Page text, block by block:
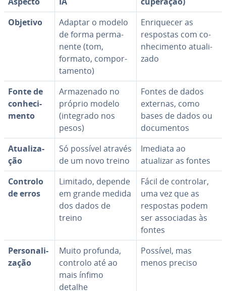
Objetivo
Adaptar o modelo
de forma per­ma­
nente (tom,
formato, com­por­
ta­mento)
En­ri­que­cer as
respostas com co­
nhe­ci­mento atu­a­li­
zado
Fonte de
co­nhe­ci­
mento
Ar­ma­ze­nado no
próprio modelo
(integrado nos
pesos)
Fontes de dados
externas, como
bases de dados ou
do­cu­men­tos
Atu­a­li­za­
ção
Só possível através
de um novo treino
Imediata ao
atualizar as fontes
Controlo
de erros
Limitado, depende
em grande medida
dos dados de
treino
Fácil de controlar,
uma vez que as
respostas podem
ser as­so­ci­a­das às
fontes
Per­so­na­li­
za­ção
Muito profunda,
controlo até ao
mais ínfimo
detalhe
Possível, mas
menos preciso